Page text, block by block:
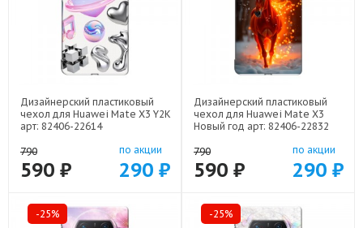
Дизайнерский пластиковый
чехол для Huawei Mate X3 Y2K
арт: 82406-22614
790
590 ₽
по акции
290 ₽
Дизайнерский пластиковый
чехол для Huawei Mate X3
Новый год арт: 82406-22832
790
590 ₽
по акции
290 ₽
-25% -25%